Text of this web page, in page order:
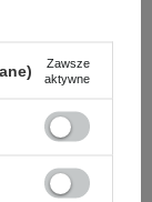
Zawsze
aktywne